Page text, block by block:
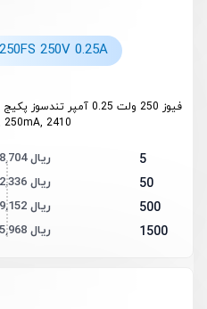
250V 0.25A
فیوز 250 ولت 0.25 آمپر تندسوز پکیج 2410
2410
5 98,704 ریال
50 92,336 ریال
500 89,152 ریال
1500 85,968 ریال